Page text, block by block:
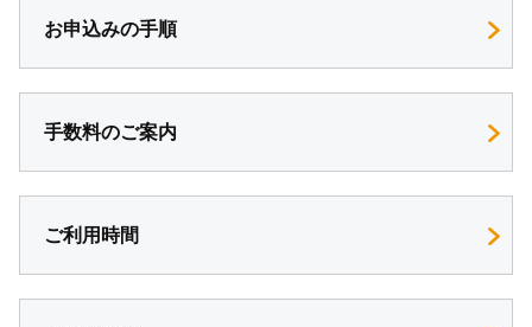
お申込みの手順
手数料のご案内
ご利用時間